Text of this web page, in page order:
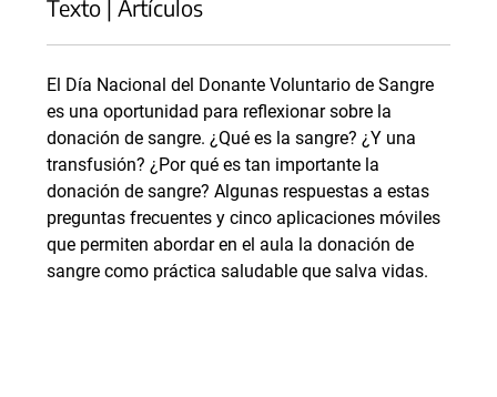
Texto | Artículos
El Día Nacional del Donante Voluntario de Sangre
es una oportunidad para reflexionar sobre la
donación de sangre. ¿Qué es la sangre? ¿Y una
transfusión? ¿Por qué es tan importante la
donación de sangre? Algunas respuestas a estas
preguntas frecuentes y cinco aplicaciones móviles
que permiten abordar en el aula la donación de
sangre como práctica saludable que salva vidas.